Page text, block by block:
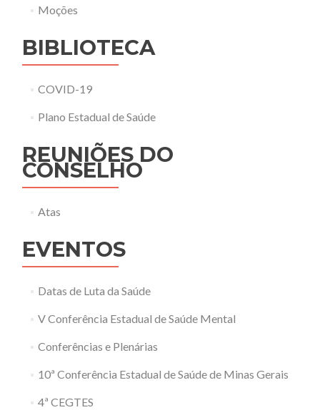
Moções
BIBLIOTECA
COVID-19
Plano Estadual de Saúde
REUNIÕES DO
CONSELHO
Atas
EVENTOS
Datas de Luta da Saúde
V Conferência Estadual de Saúde Mental
Conferências e Plenárias
10ª Conferência Estadual de Saúde de Minas Gerais
4ª CEGTES